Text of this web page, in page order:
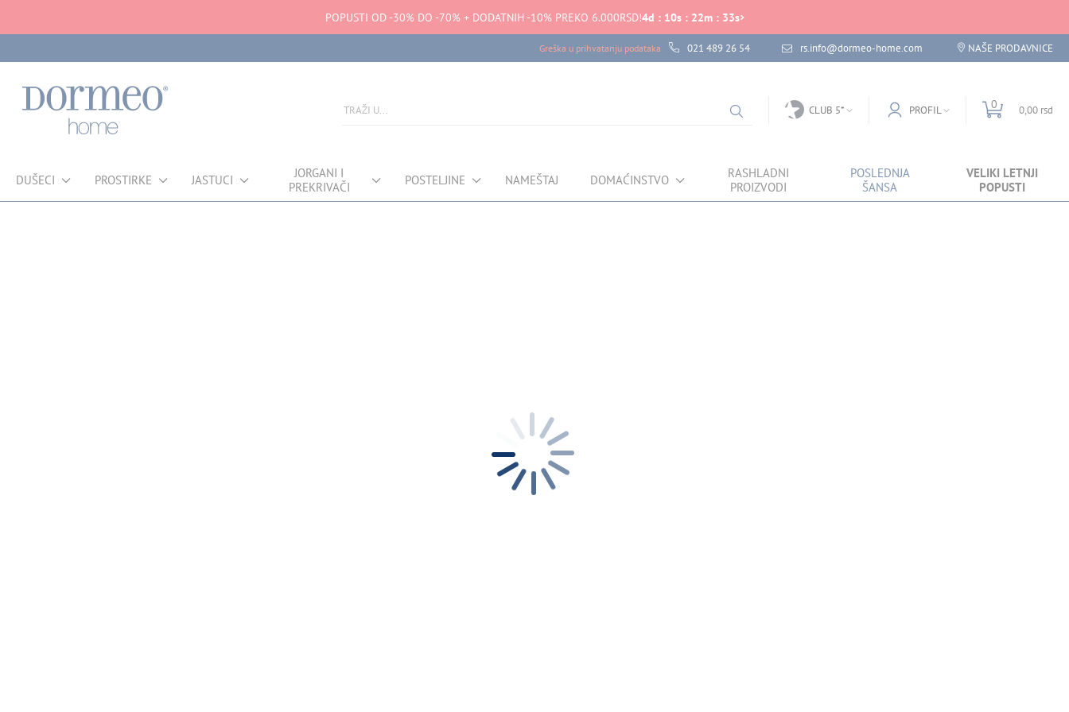
POPUSTI OD -30% DO -70% + DODATNIH -10% PREKO 6.000RSD!4d : 10s : 22m : 32s
Greška u prihvatanju podataka 021 489 26 54 rs.info@dormeo-home.com NAŠE PRODAVNICE
CLUB 5* PROFIL 0 0,00 rsd
DUŠECI PROSTIRKE JASTUCI
JORGANI I
PREKRIVAČI
POSTELJINE NAMEŠTAJ DOMAĆINSTVO
RASHLADNI
PROIZVODI
POSLEDNJA
ŠANSA
VELIKI LETNJI
POPUSTI